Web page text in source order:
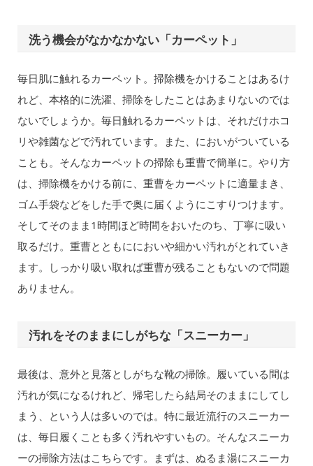
洗う機会がなかなかない「カーペット」
毎日肌に触れるカーペット。掃除機をかけることはあるけ
れど、本格的に洗濯、掃除をしたことはあまりないのでは
ないでしょうか。毎日触れるカーペットは、それだけホコ
リや雑菌などで汚れています。また、においがついている
ことも。そんなカーペットの掃除も重曹で簡単に。やり方
は、掃除機をかける前に、重曹をカーペットに適量まき、
ゴム手袋などをした手で奥に届くようにこすりつけます。
そしてそのまま1時間ほど時間をおいたのち、丁寧に吸い
取るだけ。重曹とともににおいや細かい汚れがとれていき
ます。しっかり吸い取れば重曹が残ることもないので問題
ありません。
汚れをそのままにしがちな「スニーカー」
最後は、意外と見落としがちな靴の掃除。履いている間は
汚れが気になるけれど、帰宅したら結局そのままにしてし
まう、という人は多いのでは。特に最近流行のスニーカー
は、毎日履くことも多く汚れやすいもの。そんなスニーカ
ーの掃除方法はこちらです。まずは、ぬるま湯にスニーカ